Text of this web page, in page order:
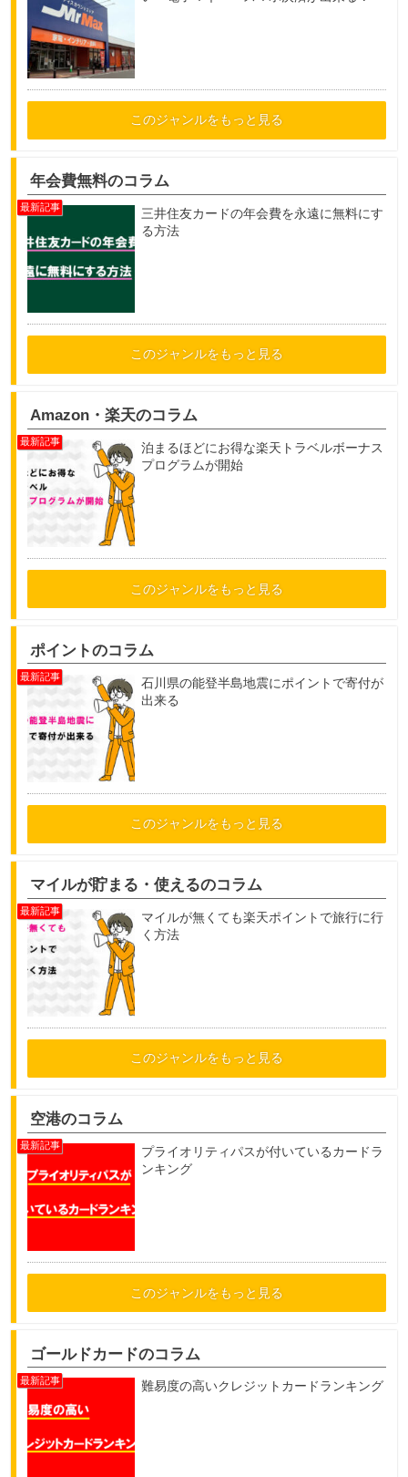
このジャンルをもっと見る
年会費無料のコラム
三井住友カードの年会費を永遠に無料にす
る方法
このジャンルをもっと見る
Amazon・楽天のコラム
泊まるほどにお得な楽天トラベルボーナス
プログラムが開始
このジャンルをもっと見る
ポイントのコラム
石川県の能登半島地震にポイントで寄付が
出来る
このジャンルをもっと見る
マイルが貯まる・使えるのコラム
マイルが無くても楽天ポイントで旅行に行
く方法
このジャンルをもっと見る
空港のコラム
プライオリティパスが付いているカードラ
ンキング
このジャンルをもっと見る
ゴールドカードのコラム
難易度の高いクレジットカードランキング